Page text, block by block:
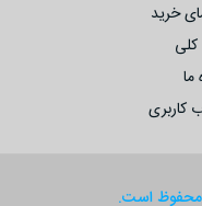
خرید
ما
کاربری
محفوظ است.